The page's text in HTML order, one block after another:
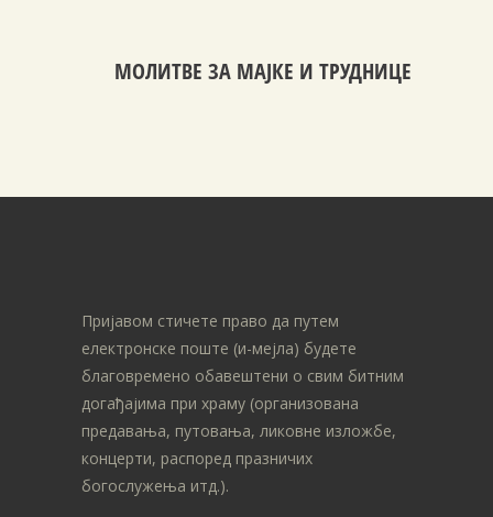
МОЛИТВЕ ЗА МАЈКЕ И ТРУДНИЦЕ
Пријавом стичете право да путем
електронске поште (и-мејла) будете
благовремено обавештени о свим битним
догађајима при храму (организована
предавања, путовања, ликовне изложбе,
концерти, распоред празничих
богослужења итд.).